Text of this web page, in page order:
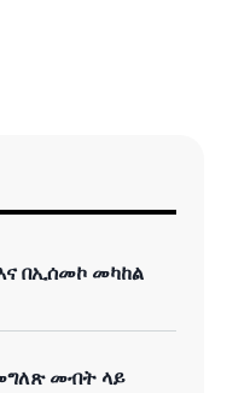
በኢሰመኮ መካከል
መብት ላይ